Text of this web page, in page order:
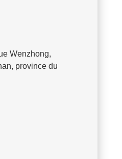
Wenzhong,
province du